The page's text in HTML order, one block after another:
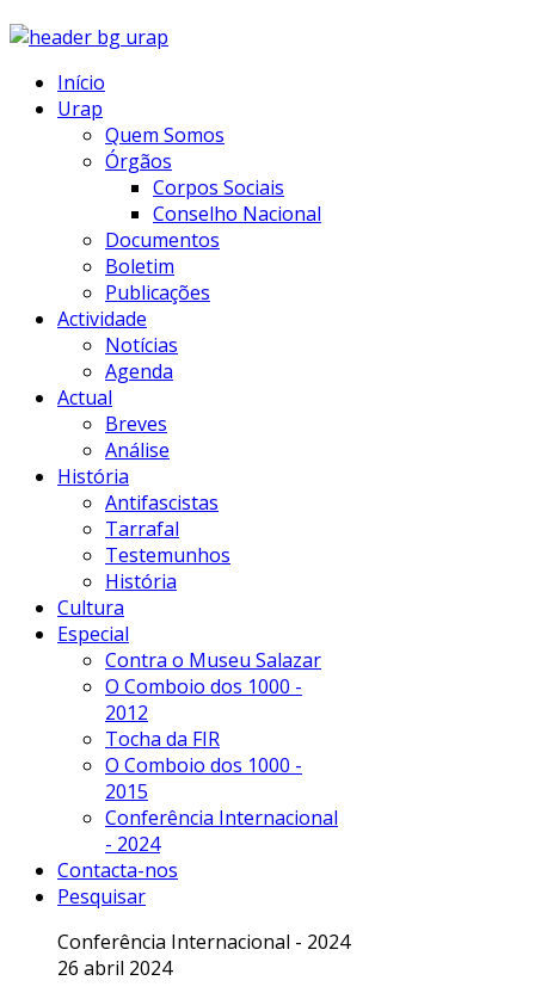
Início
Urap
Quem Somos
Órgãos
Corpos Sociais
Conselho Nacional
Documentos
Boletim
Publicações
Actividade
Notícias
Agenda
Actual
Breves
Análise
História
Antifascistas
Tarrafal
Testemunhos
História
Cultura
Especial
Contra o Museu Salazar
O Comboio dos 1000 -
2012
Tocha da FIR
O Comboio dos 1000 -
2015
Conferência Internacional
- 2024
Contacta-nos
Pesquisar
Conferência Internacional - 2024
26 abril 2024